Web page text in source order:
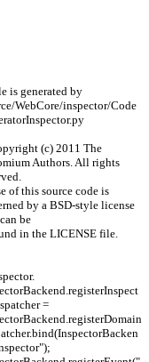
is generated by
WebCore/inspector/Code
(c) 2011 The
Authors. All rights
of this source code is
by a BSD-style license
be
in the LICENSE file.
=